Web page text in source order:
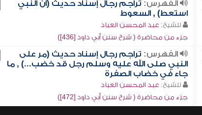
الفهرس: تراجم رجال إسناد حديث (أن النبي
استعط) , السعوط
للشيخ: عبد المحسن العباد
جزء من محاضرة ( شرح سنن أبي داود [436])
الفهرس: تراجم رجال إسناد حديث (مر على
النبي صلى الله عليه وسلم رجل قد خضب...) , ما
جاء في خضاب الصفرة
للشيخ: عبد المحسن العباد
جزء من محاضرة ( شرح سنن أبي داود [472])